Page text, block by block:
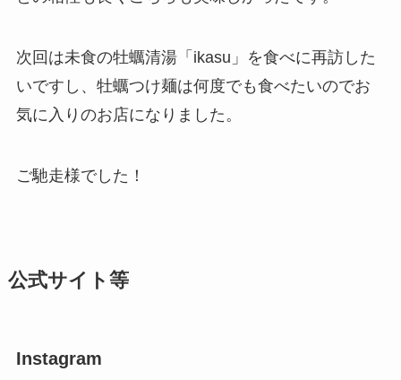
次回は未食の牡蠣清湯「ikasu」を食べに再訪した
いですし、牡蠣つけ麺は何度でも食べたいのでお
気に入りのお店になりました。
ご馳走様でした！
公式サイト等
Instagram